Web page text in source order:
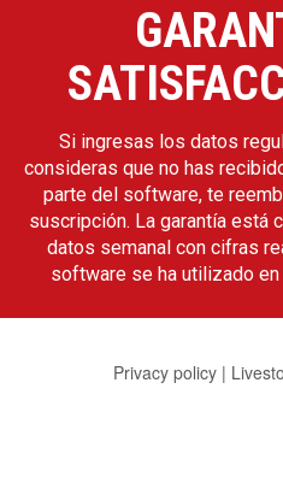
Si ingresas los datos
consideras que no has
parte del software, te
suscripción. La garantía está
datos semanal con cifras
software se ha utilizado
Privacy policy |